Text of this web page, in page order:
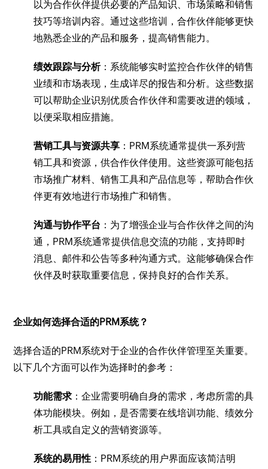
以为合作伙伴提供必要的产品知识、市场策略和销售
技巧等培训内容。通过这些培训，合作伙伴能够更快
地熟悉企业的产品和服务，提高销售能力。
绩效跟踪与分析：系统能够实时监控合作伙伴的销售
业绩和市场表现，生成详尽的报告和分析。这些数据
可以帮助企业识别优质合作伙伴和需要改进的领域，
以便采取相应措施。
营销工具与资源共享 ：PRM系统通常提供一系列营
销工具和资源，供合作伙伴使用。这些资源可能包括
市场推广材料、销售工具和产品信息等，帮助合作伙
伴更有效地进行市场推广和销售。
沟通与协作平台 ：为了增强企业与合作伙伴之间的沟
通，PRM系统通常提供信息交流的功能，支持即时
消息、邮件和公告等多种沟通方式。这能够确保合作
伙伴及时获取重要信息，保持良好的合作关系。
企业如何选择合适的PRM系统？
选择合适的PRM系统对于企业的合作伙伴管理至关重要。
以下几个方面可以作为选择时的参考：
功能需求：企业需要明确自身的需求，考虑所需的具
体功能模块。例如，是否需要在线培训功能、绩效分
析工具或自定义的营销资源等。
系统的易用性 ：PRM系统的用户界面应该简洁明